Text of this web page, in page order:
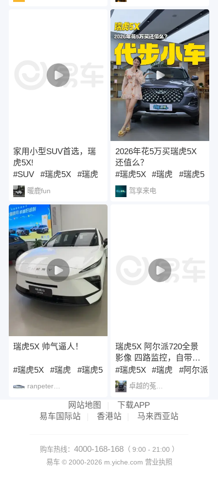
家用小型SUV首选，瑞
虎5X!
#SUV
#瑞虎5X #瑞虎
暖鹿fun
瑞虎5X 帅气逼人！
#瑞虎5X #瑞虎 #瑞虎5
2026年花5万买瑞虎5X
还值么？
#瑞虎5X
#瑞虎 #瑞虎5
驾享来电
瑞虎5X 阿尔派720全景
影像 四路监控，自带哨
兵🚗
#瑞虎5X #瑞虎 #阿尔派